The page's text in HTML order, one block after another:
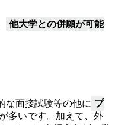
他大学との併願が可能
な面接試験等の他に プ
が多いです。加えて、外